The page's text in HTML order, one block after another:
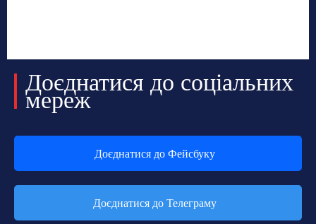
Доєднатися до соціальних
мереж
Доєднатися до Фейсбуку
Доєднатися до Телеграму